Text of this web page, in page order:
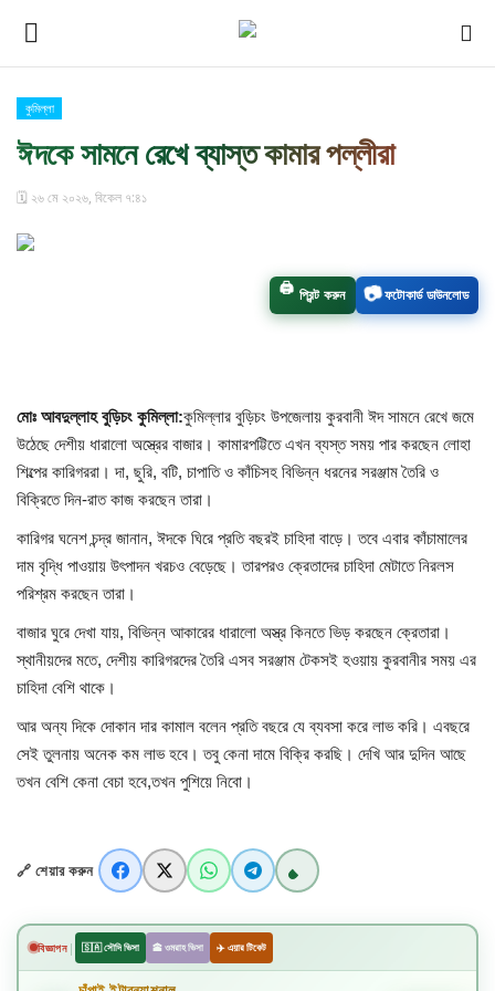
হোম
কুমিল্লা
চাঁপাই প্রেস পরিবার
আমাদের সম্পর্কে
চাঁপাইনবাবগঞ্জ সদর
রাজশাহী বিভাগ
নাচোল
গোমস্তাপুর
নওগাঁ
রংপুর
কুমিল্লা
ঈদকে সামনে রেখে ব্যাস্ত কামার পল্লীরা
🗓️ ২৬ মে ২০২৬, বিকেল ৭:৪১
🖨️ প্রিন্ট করুন 📷ফটোকার্ড ডাউনলোড
মোঃ আবদুল্লাহ বুড়িচং কুমিল্লা:কুমিল্লার বুড়িচং উপজেলায় কুরবানী ঈদ সামনে রেখে জমে
উঠেছে দেশীয় ধারালো অস্ত্রের বাজার। কামারপট্টিতে এখন ব্যস্ত সময় পার করছেন লোহা
শিল্পের কারিগররা। দা, ছুরি, বটি, চাপাতি ও কাঁচিসহ বিভিন্ন ধরনের সরঞ্জাম তৈরি ও
বিক্রিতে দিন-রাত কাজ করছেন তারা।
কারিগর ঘনেশ চন্দ্র জানান, ঈদকে ঘিরে প্রতি বছরই চাহিদা বাড়ে। তবে এবার কাঁচামালের
দাম বৃদ্ধি পাওয়ায় উৎপাদন খরচও বেড়েছে। তারপরও ক্রেতাদের চাহিদা মেটাতে নিরলস
পরিশ্রম করছেন তারা।
বাজার ঘুরে দেখা যায়, বিভিন্ন আকারের ধারালো অস্ত্র কিনতে ভিড় করছেন ক্রেতারা।
স্থানীয়দের মতে, দেশীয় কারিগরদের তৈরি এসব সরঞ্জাম টেকসই হওয়ায় কুরবানীর সময় এর
চাহিদা বেশি থাকে।
আর অন্য দিকে দোকান দার কামাল বলেন প্রতি বছরে যে ব্যবসা করে লাভ করি। এবছরে
সেই তুলনায় অনেক কম লাভ হবে। তবু কেনা দামে বিক্রি করছি। দেখি আর দুদিন আছে
তখন বেশি কেনা বেচা হবে,তখন পুশিয়ে নিবো।
🔗 শেয়ার করুন
বিজ্ঞাপন | 🇸🇦 সৌদি ভিসা 🕋 ওমরাহ ভিসা ✈️ এয়ার টিকেট